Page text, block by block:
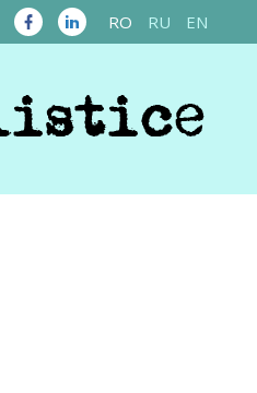
RO RU EN